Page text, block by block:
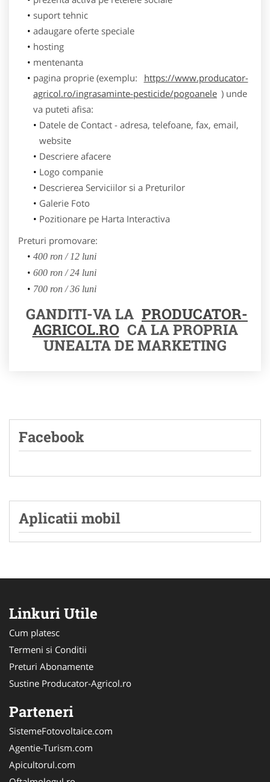
suport tehnic
adaugare oferte speciale
hosting
mentenanta
pagina proprie (exemplu:
https://www.producator-
agricol.ro/ingrasaminte-pesticide/pogoanele ) unde
va puteti afisa:
Datele de Contact - adresa, telefoane, fax, email,
website
Descriere afacere
Logo companie
Descrierea Serviciilor si a Preturilor
Galerie Foto
Pozitionare pe Harta Interactiva
Preturi promovare:
400 ron / 12 luni
600 ron / 24 luni
700 ron / 36 luni
GANDITI-VA LA PRODUCATOR-
AGRICOL.RO CA LA PROPRIA
UNEALTA DE MARKETING
Facebook
Aplicatii mobil
Linkuri Utile
Cum platesc
Termeni si Conditii
Preturi Abonamente
Sustine Producator-Agricol.ro
Parteneri
SistemeFotovoltaice.com
Agentie-Turism.com
Apicultorul.com